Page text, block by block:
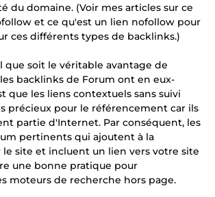
du domaine. (Voir mes articles sur ce
et ce qu'est un lien nofollow pour
ces différents types de backlinks.)
que soit le véritable avantage de
backlinks de Forum ont en eux-
que les liens contextuels sans suivi
précieux pour le référencement car ils
partie d'Internet. Par conséquent, les
pertinents qui ajoutent à la
le site et incluent un lien vers votre site
une bonne pratique pour
moteurs de recherche hors page.